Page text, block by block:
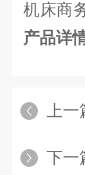
机床商
产品详
上一
下一